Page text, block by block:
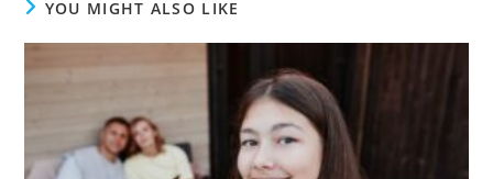
YOU MIGHT ALSO LIKE